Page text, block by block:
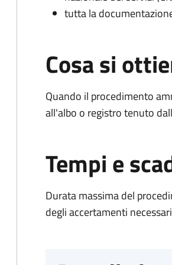
tutta la
Cosa si
Quando il procedimento
all'albo o registro tenuto
Tempi e
Durata massima del
degli accertamenti